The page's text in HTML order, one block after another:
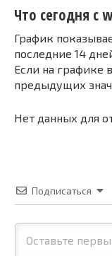
Что сегодня с
График
последние 14
Если на графике
предыдущих
Нет данных для
Подписаться